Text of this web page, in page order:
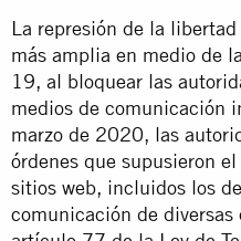
La represión de la
más amplia en medio de
19, al bloquear las
medios de comunicación
marzo de 2020, las
órdenes que supusieron
sitios web, incluidos los
comunicación de